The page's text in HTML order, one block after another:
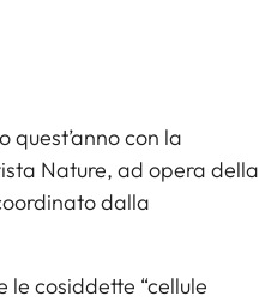
quest’anno con la
Nature, ad opera della
dalla
le cosiddette “cellule